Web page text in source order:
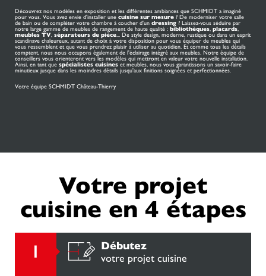
Découvrez nos modèles en exposition et les différentes ambiances que SCHMIDT a imaginé
pour vous. Vous avez envie d'installer une cuisine sur mesure ? De moderniser votre salle
de bain ou de compléter votre chambre à coucher d'un dressing ? Laissez-vous séduire par
notre large gamme de meubles de rangement de haute qualité : bibliothèques placards
meubles TV séparateurs de pièce ... De style design, moderne, rustique ou dans un esprit
scandinave chaleureux, autant de choix à votre disposition pour vous équiper de meubles qui
vous ressemblent et que vous prendrez plaisir à utiliser au quotidien. Et comme tous les détails
comptent, nous nous occupons également de l'éclairage intégré aux meubles. Notre équipe de
conseillers vous orienteront vers les modèles qui mettront en valeur votre nouvelle installation.
Ainsi, en tant que spécialistes cuisines et meubles, nous vous garantissons un savoir-faire
minutieux jusque dans les moindres détails jusqu'aux finitions soignées et perfectionnées.
Votre équipe SCHMIDT Château-Thierry
Votre projet
cuisine en 4 étapes
Débutez
votre projet cuisine